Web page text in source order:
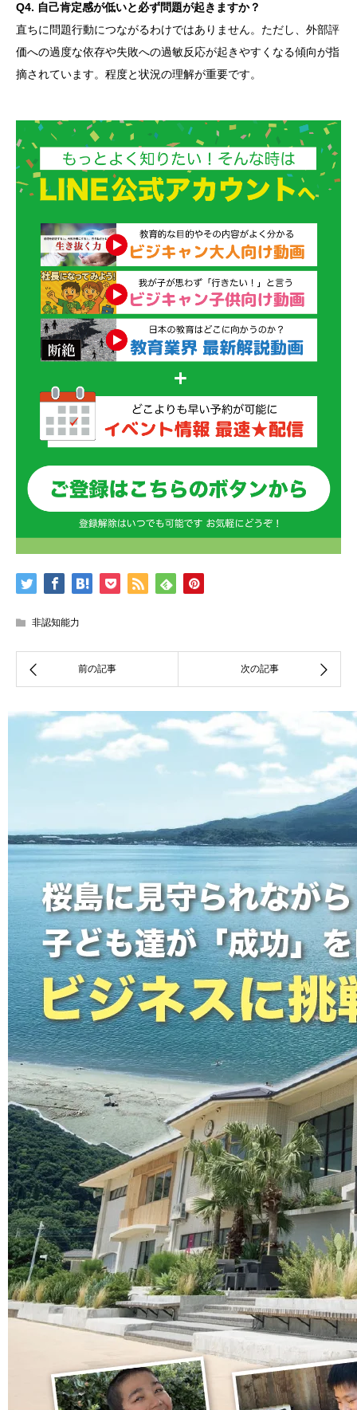
Q4. 自己肯定感が低いと必ず問題が起きますか？
直ちに問題行動につながるわけではありません。ただし、外部評
価への過度な依存や失敗への過敏反応が起きやすくなる傾向が指
摘されています。程度と状況の理解が重要です。
非認知能力